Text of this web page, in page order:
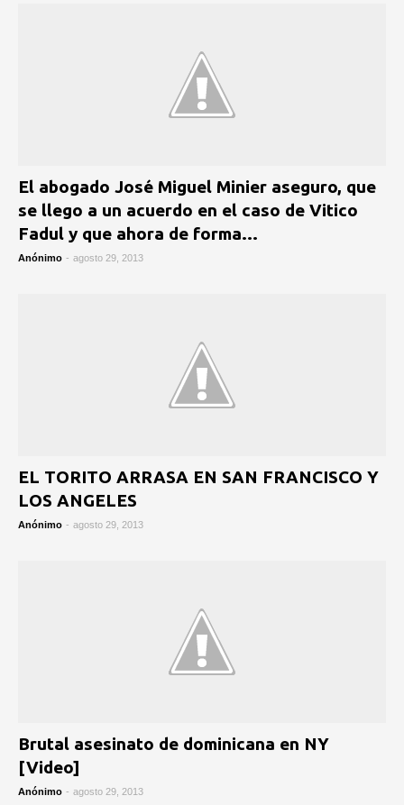
El abogado José Miguel Minier aseguro, que
se llego a un acuerdo en el caso de Vitico
Fadul y que ahora de forma...
Anónimo - agosto 29, 2013
EL TORITO ARRASA EN SAN FRANCISCO Y
LOS ANGELES
Anónimo - agosto 29, 2013
Brutal asesinato de dominicana en NY
[Video]
Anónimo - agosto 29, 2013